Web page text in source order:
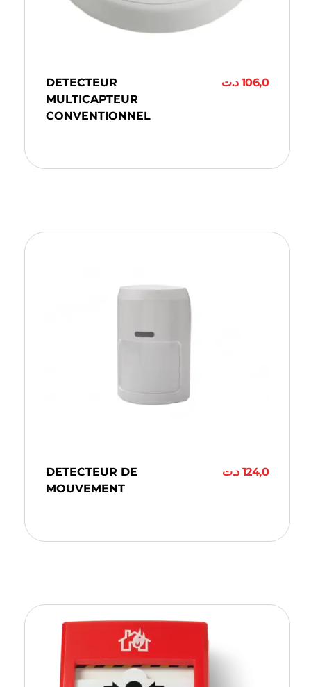
DETECTEUR
MULTICAPTEUR
CONVENTIONNEL
106,0 د.ت
DETECTEUR DE
MOUVEMENT
124,0 د.ت